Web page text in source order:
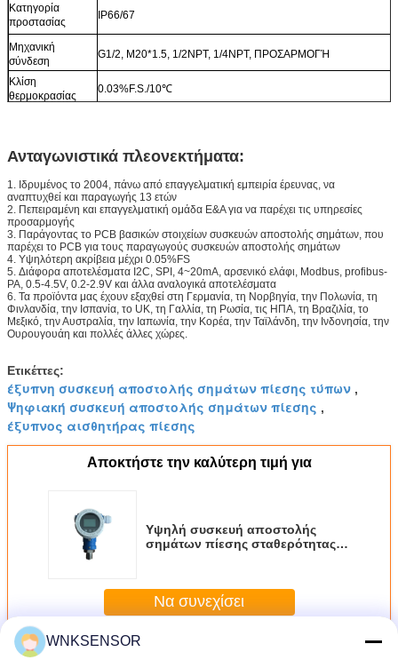
Κατηγορία
προστασίας
IP66/67
Μηχανική
σύνδεση
G1/2, M20*1.5, 1/2NPT, 1/4NPT, ΠΡΟΣΑΡΜΟΓΉ
Κλίση
θερμοκρασίας
0.03%F.S./10℃
Βάρος
Περίπου 1.7kg
Ανταγωνιστικά πλεονεκτήματα:
1. Ιδρυμένος το 2004, πάνω από επαγγελματική εμπειρία έρευνας, να
αναπτυχθεί και παραγωγής 13 ετών
2. Πεπειραμένη και επαγγελματική ομάδα Ε&Α για να παρέχει τις υπηρεσίες
προσαρμογής
3. Παράγοντας το PCB βασικών στοιχείων συσκευών αποστολής σημάτων, που
παρέχει το PCB για τους παραγωγούς συσκευών αποστολής σημάτων
4. Υψηλότερη ακρίβεια μέχρι 0.05%FS
5. Διάφορα αποτελέσματα I2C, SPI, 4~20mA, αρσενικό ελάφι, Modbus, profibus-
PA, 0.5-4.5V, 0.2-2.9V και άλλα αναλογικά αποτελέσματα
6. Τα προϊόντα μας έχουν εξαχθεί στη Γερμανία, τη Νορβηγία, την Πολωνία, τη
Φινλανδία, την Ισπανία, το UK, τη Γαλλία, τη Ρωσία, τις ΗΠΑ, τη Βραζιλία, το
Μεξικό, την Αυστραλία, την Ιαπωνία, την Κορέα, την Ταϊλάνδη, την Ινδονησία, την
Ουρουγουάη και πολλές άλλες χώρες.
Ετικέττες:
έξυπνη συσκευή αποστολής σημάτων πίεσης τύπων ,
Ψηφιακή συσκευή αποστολής σημάτων πίεσης ,
έξυπνος αισθητήρας πίεσης
Αποκτήστε την καλύτερη τιμή για
Υψηλή συσκευή αποστολής
σημάτων πίεσης σταθερότητας
Να συνεχίσει
Περισσότεροι
WNKSENSOR